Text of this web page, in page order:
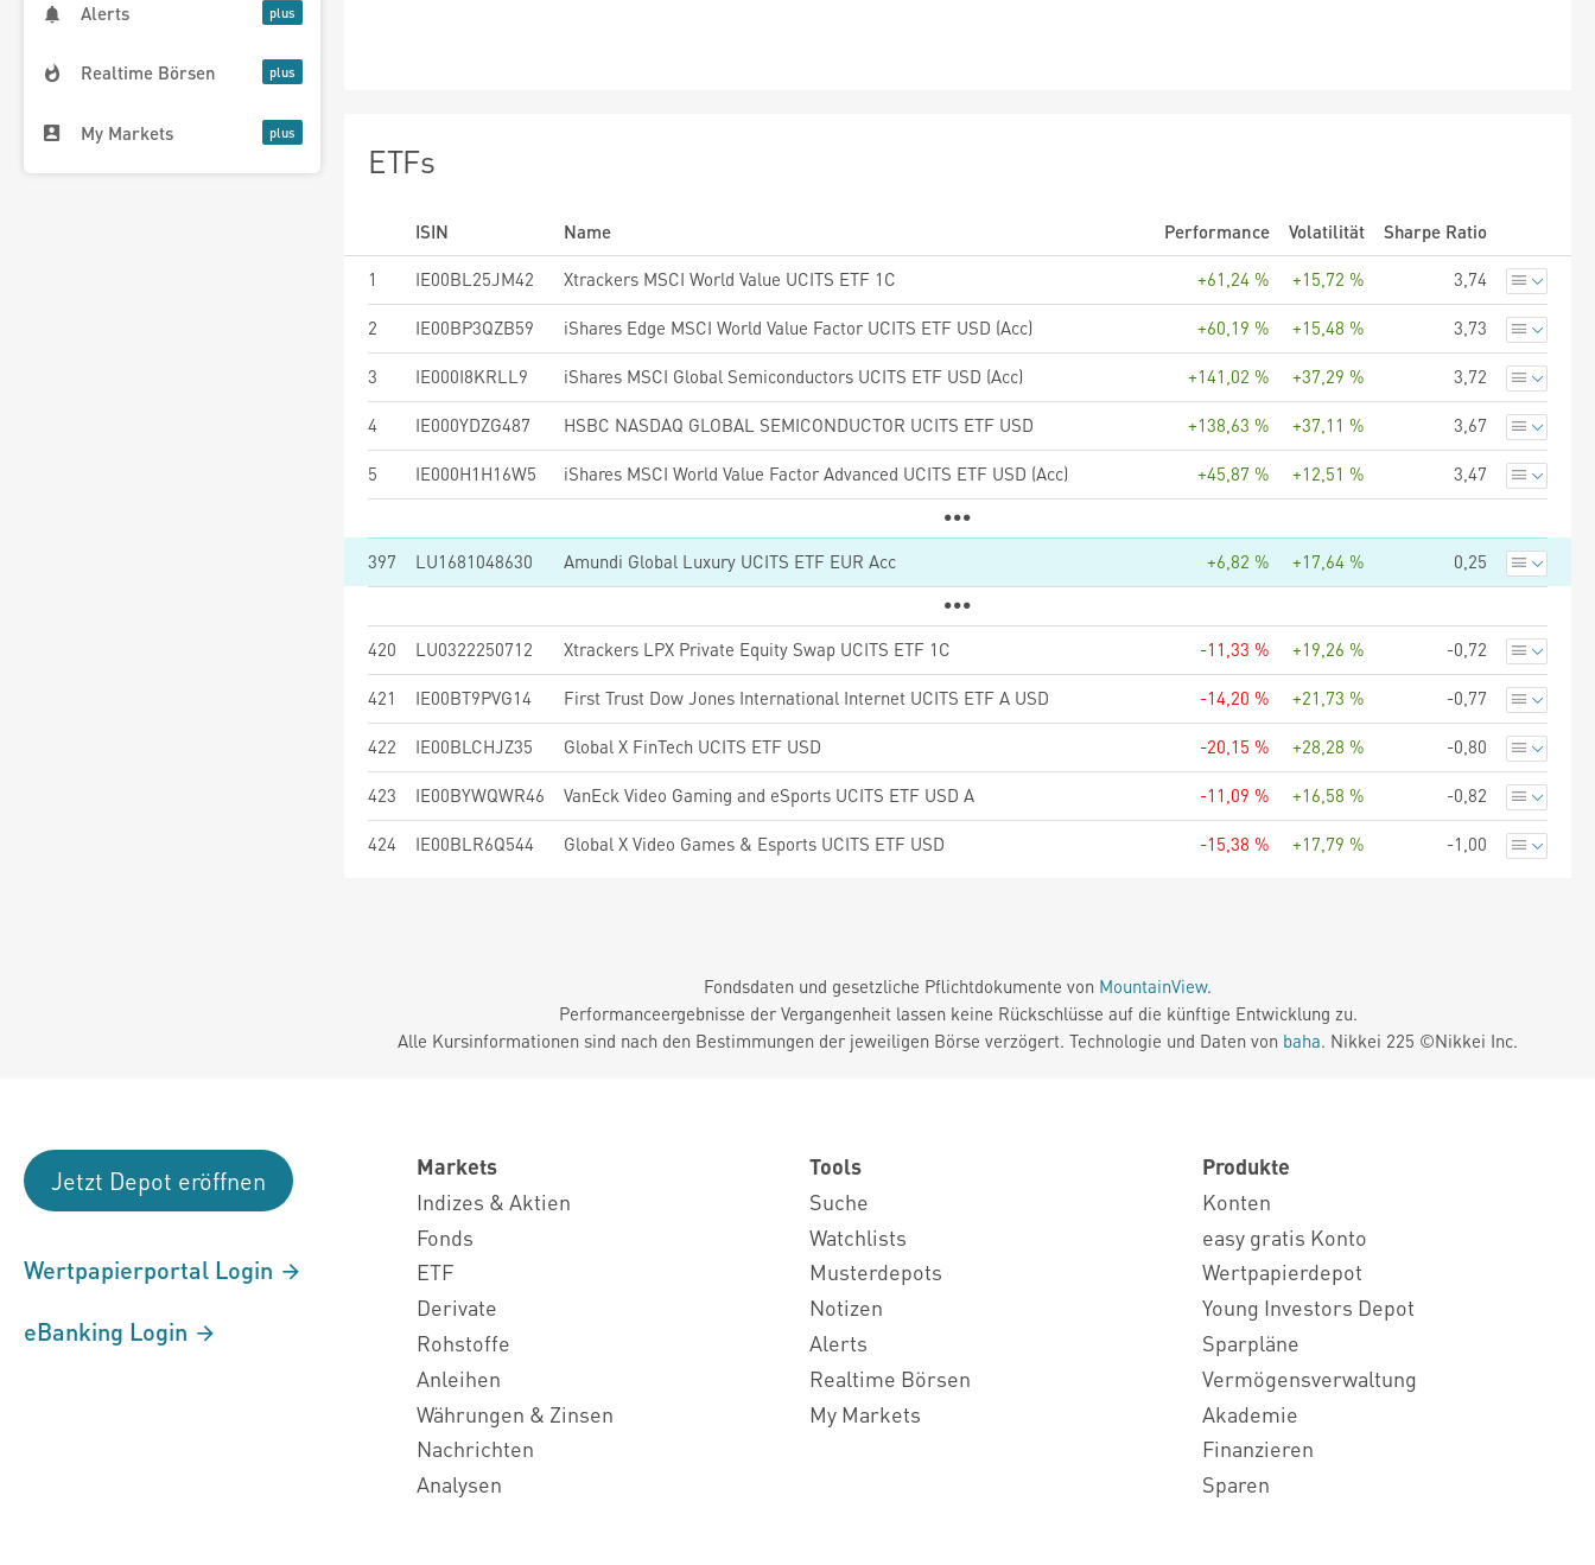
Alerts
Realtime Börsen
My Markets
ETFs
ISIN Name Performance Volatilität
Sharpe Ratio
1
IE00BL25JM42 Xtrackers MSCI World Value UCITS ETF 1C +61,24 % +15,72 % 3,74
2 IE00BP3QZB59 iShares Edge MSCI World Value Factor UCITS ETF USD (Acc) +60,19 % +15,48 % 3,73
3 IE000I8KRLL9 iShares MSCI Global Semiconductors UCITS ETF USD (Acc) +141,02 % +37,29 % 3,72
4 IE000YDZG487 HSBC NASDAQ GLOBAL SEMICONDUCTOR UCITS ETF USD +138,63 % +37,11 % 3,67
5 IE000H1H16W5 iShares MSCI World Value Factor Advanced UCITS ETF USD (Acc) +45,87 % +12,51 % 3,47
397 LU1681048630 Amundi Global Luxury UCITS ETF EUR Acc +6,82 % +17,64 % 0,25
420 LU0322250712 Xtrackers LPX Private Equity Swap UCITS ETF 1C -11,33 % +19,26 % -0,72
421 IE00BT9PVG14 First Trust Dow Jones International Internet UCITS ETF A USD -14,20 % +21,73 % -0,77
422 IE00BLCHJZ35 Global X FinTech UCITS ETF USD -20,15 % +28,28 % -0,80
423 IE00BYWQWR46 VanEck Video Gaming and eSports UCITS ETF USD A -11,09 % +16,58 % -0,82
424 IE00BLR6Q544 Global X Video Games & Esports UCITS ETF USD -15,38 % +17,79 % -1,00
Fondsdaten und gesetzliche Pflichtdokumente von MountainView.
Performanceergebnisse der Vergangenheit lassen keine Rückschlüsse auf die künftige Entwicklung zu.
Alle Kursinformationen sind nach den Bestimmungen der jeweiligen Börse verzögert. Technologie und Daten von baha. Nikkei 225 ©Nikkei Inc.
Jetzt Depot eröffnen
Wertpapierportal Login
eBanking Login
Markets
Indizes & Aktien
Fonds
ETF
Derivate
Rohstoffe
Anleihen
Währungen & Zinsen
Nachrichten
Analysen
Tools
Suche
Watchlists
Musterdepots
Notizen
Alerts
Realtime Börsen
My Markets
Produkte
Konten
easy gratis Konto
Wertpapierdepot
Young Investors Depot
Sparpläne
Vermögensverwaltung
Akademie
Finanzieren
Sparen